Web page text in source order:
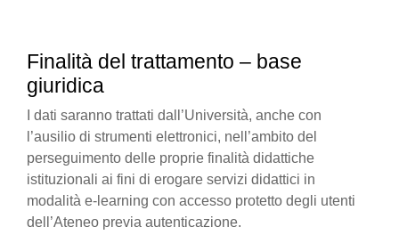
Finalità del trattamento – base
giuridica
I dati saranno trattati dall’Università, anche con
l’ausilio di strumenti elettronici, nell’ambito del
perseguimento delle proprie finalità didattiche
istituzionali ai fini di erogare servizi didattici in
modalità e-learning con accesso protetto degli utenti
dell’Ateneo previa autenticazione.